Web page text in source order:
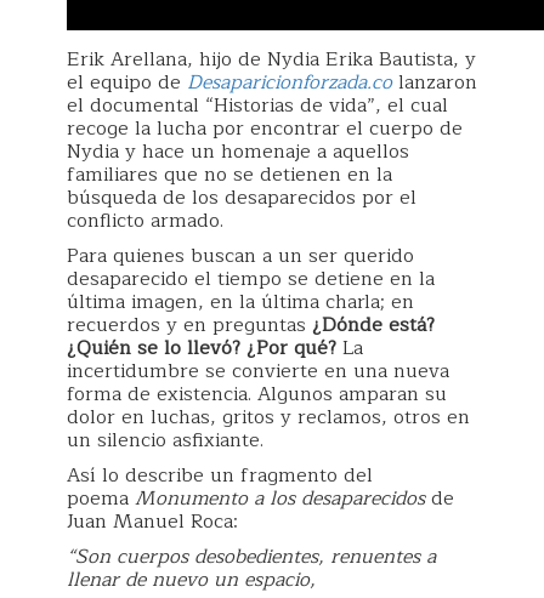
Erik Arellana, hijo de Nydia Erika Bautista, y
el equipo de Desaparicionforzada.colanzaron
el documental “Historias de vida”, el cual
recoge la lucha por encontrar el cuerpo de
Nydia y hace un homenaje a aquellos
familiares que no se detienen en la
búsqueda de los desaparecidos por el
conflicto armado.
Para quienes buscan a un ser querido
desaparecido el tiempo se detiene en la
última imagen, en la última charla; en
recuerdos y en preguntas ¿Dónde está?
¿Quién se lo llevó? ¿Por qué?La
incertidumbre se convierte en una nueva
forma de existencia. Algunos amparan su
dolor en luchas, gritos y reclamos, otros en
un silencio asfixiante.
Así lo describe un fragmento del
poemaMonumento a los desaparecidosde
Juan Manuel Roca:
“Son cuerpos desobedientes, renuentes a
llenar de nuevo un espacio,